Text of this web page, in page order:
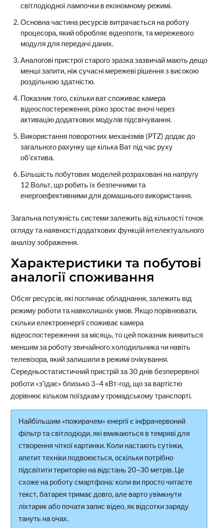
світлодіодної лампочки в економному режимі.
Основна частина ресурсів витрачається на роботу
процесора, який обробляє відеопотік, та мережевого
модуля для передачі даних.
Аналогові пристрої старого зразка зазвичай мають дещо
менші запити, ніж сучасні мережеві рішення з високою
роздільною здатністю.
Показник того, скільки ват споживає камера
відеоспостереження, різко зростає вночі через
активацію додаткових модулів підсвічування.
Використання поворотних механізмів (PTZ) додає до
загального рахунку ще кілька Ват під час руху
об’єктива.
Більшість побутових моделей розраховані на напругу
12 Вольт, що робить їх безпечними та
енергоефективними для домашнього використання.
Загальна потужність системи залежить від кількості точок
огляду та наявності додаткових функцій інтелектуального
аналізу зображення.
Характеристики та побутові
аналогії споживання
Обсяг ресурсів, які поглинає обладнання, залежить від
режиму роботи та навколишніх умов. Якщо порівнювати,
скільки електроенергії споживає камера
відеоспостереження за місяць, то цей показник виявиться
меншим за роботу звичайного холодильника чи навіть
телевізора, який залишили в режимі очікування.
Середньостатистичний пристрій за 30 днів безперервної
роботи «з’їдає» близько 3–4 кВт-год, що за вартістю
дорівнює кільком поїздкам у громадському транспорті.
Найбільшим «пожирачем» енергії є інфрачервоний
фільтр та світлодіоди, які вмикаються в темряві для
створення чіткої картинки. Коли настають сутінки,
апетит техніки подвоюється, оскільки потрібно
підсвітити територію на відстань 20–30 метрів. Це
схоже на роботу смартфона: коли ви просто читаєте
текст, батарея тримає довго, але варто увімкнути
ліхтарик або почати запис відео, як відсотки заряду
тануть на очах.